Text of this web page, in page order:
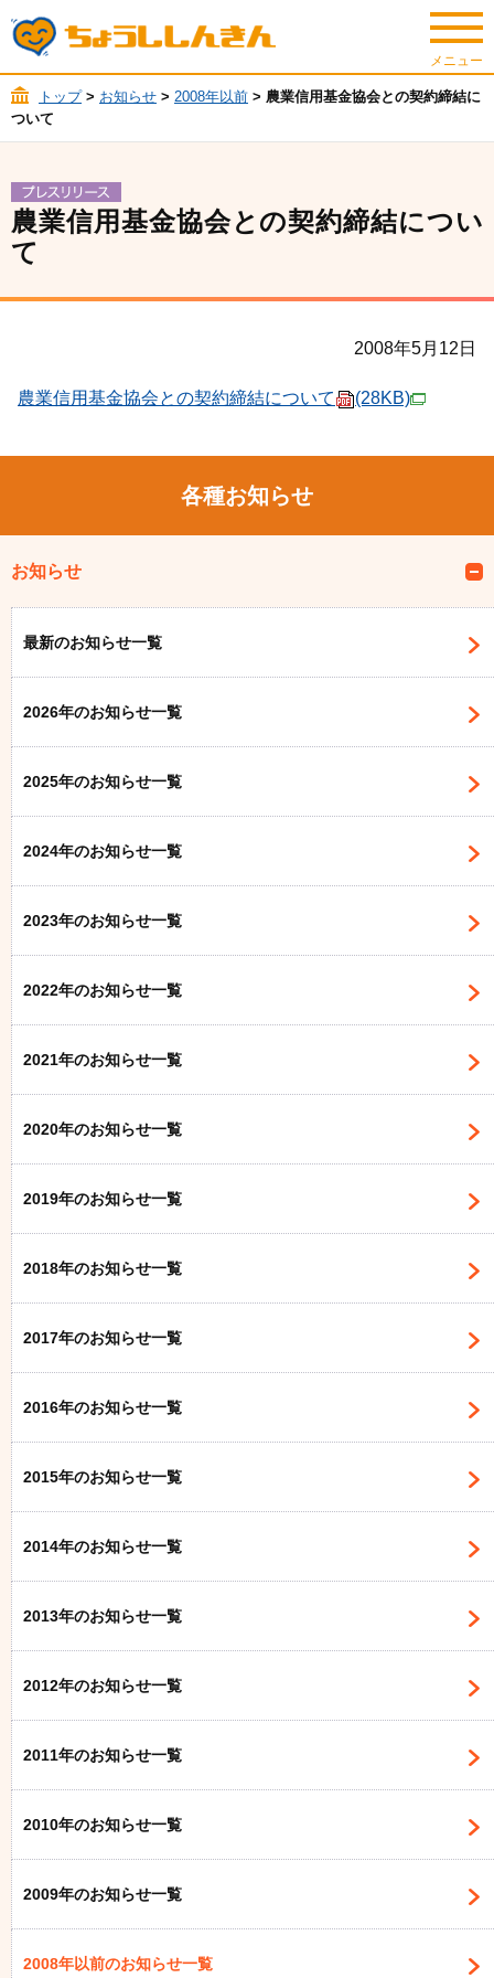
トップ> お知らせ > 2008年以前 > 農業信用基金協会との契約締結に
ついて
農業信用基金協会との契約締結につい
て
2008年5月12日
農業信用基金協会との契約締結について (28KB)
各種お知らせ
お知らせ
最新のお知らせ一覧
2026年のお知らせ一覧
2025年のお知らせ一覧
2024年のお知らせ一覧
2023年のお知らせ一覧
2022年のお知らせ一覧
2021年のお知らせ一覧
2020年のお知らせ一覧
2019年のお知らせ一覧
2018年のお知らせ一覧
2017年のお知らせ一覧
2016年のお知らせ一覧
2015年のお知らせ一覧
2014年のお知らせ一覧
2013年のお知らせ一覧
2012年のお知らせ一覧
2011年のお知らせ一覧
2010年のお知らせ一覧
2009年のお知らせ一覧
2008年以前のお知らせ一覧